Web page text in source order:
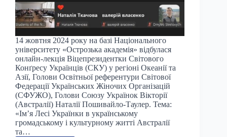
14 жовтня 2024 року на базі Національного
університету «Острозька академія» відбулася
онлайн-лекція Віцепрезидентки Світового
Конґресу Українців (СКУ) у регіоні Океанії та
Азії, Голови Освітньої референтури Світової
Федерації Українських Жіночих Організацій
(СФУЖО), Голови Союзу Українок Вікторії
(Австралії) Наталії Пошивайло-Таулер. Тема:
«Ім’я Лесі Українки в українському
громадському і культурному житті Австралії
та…